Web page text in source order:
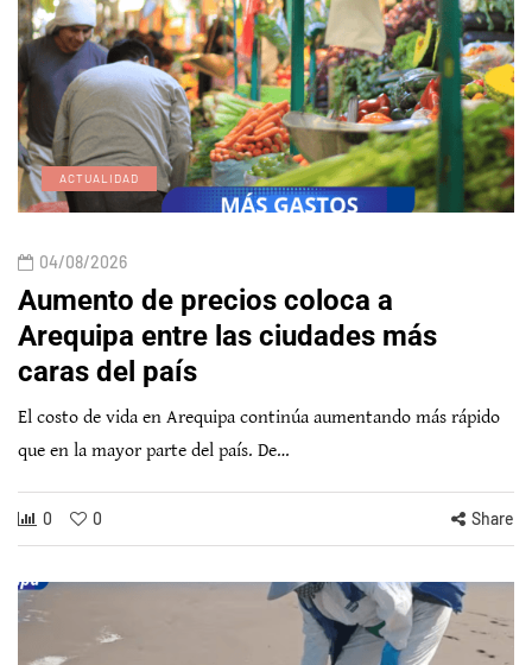
ACTUALIDAD
04/08/2026
Aumento de precios coloca a
Arequipa entre las ciudades más
caras del país
El costo de vida en Arequipa continúa aumentando más rápido
que en la mayor parte del país. De…
0 0 Share